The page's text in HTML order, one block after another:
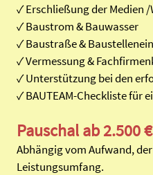
✓ Erschließung der Medien
✓ Baustrom & Bauwasser
✓ Baustraße &
✓ Vermessung &
✓ Unterstützung bei den
✓ BAUTEAM-Checkliste für
Pauschal ab 2.500
Abhängig vom Aufwand,
Leistungsumfang.